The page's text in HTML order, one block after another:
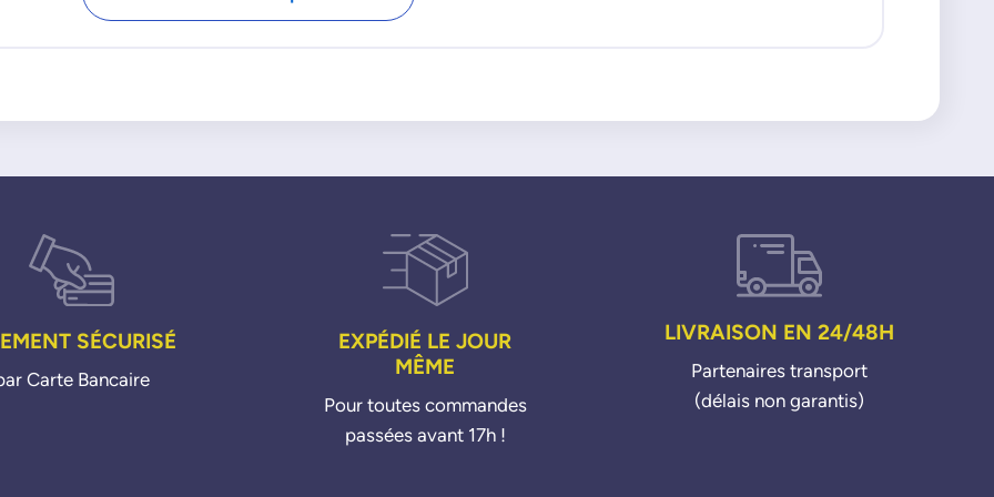
SÉCURISÉ
Carte Bancaire
EXPÉDIÉ LE JOUR
MÊME
Pour toutes commandes
passées avant 17h !
LIVRAISON EN 24/48H
Partenaires transport
(délais non garantis)